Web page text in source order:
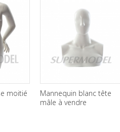
Mannequin blanc tête
mâle à vendre